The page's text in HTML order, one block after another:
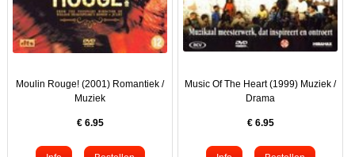
Moulin Rouge! (2001) Romantiek /
Muziek
€ 6.95
Music Of The Heart (1999) Muziek /
Drama
€ 6.95